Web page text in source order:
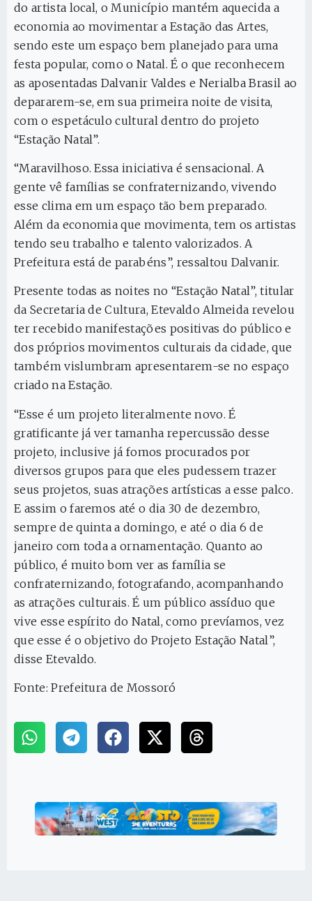
do artista local, o Município mantém aquecida a
economia ao movimentar a Estação das Artes,
sendo este um espaço bem planejado para uma
festa popular, como o Natal. É o que reconhecem
as aposentadas Dalvanir Valdes e Nerialba Brasil ao
depararem-se, em sua primeira noite de visita,
com o espetáculo cultural dentro do projeto
“Estação Natal”.
“Maravilhoso. Essa iniciativa é sensacional. A
gente vê famílias se confraternizando, vivendo
esse clima em um espaço tão bem preparado.
Além da economia que movimenta, tem os artistas
tendo seu trabalho e talento valorizados. A
Prefeitura está de parabéns”, ressaltou Dalvanir.
Presente todas as noites no “Estação Natal”, titular
da Secretaria de Cultura, Etevaldo Almeida revelou
ter recebido manifestações positivas do público e
dos próprios movimentos culturais da cidade, que
também vislumbram apresentarem-se no espaço
criado na Estação.
“Esse é um projeto literalmente novo. É
gratificante já ver tamanha repercussão desse
projeto, inclusive já fomos procurados por
diversos grupos para que eles pudessem trazer
seus projetos, suas atrações artísticas a esse palco.
E assim o faremos até o dia 30 de dezembro,
sempre de quinta a domingo, e até o dia 6 de
janeiro com toda a ornamentação. Quanto ao
público, é muito bom ver as família se
confraternizando, fotografando, acompanhando
as atrações culturais. É um público assíduo que
vive esse espírito do Natal, como prevíamos, vez
que esse é o objetivo do Projeto Estação Natal”,
disse Etevaldo.
Fonte: Prefeitura de Mossoró